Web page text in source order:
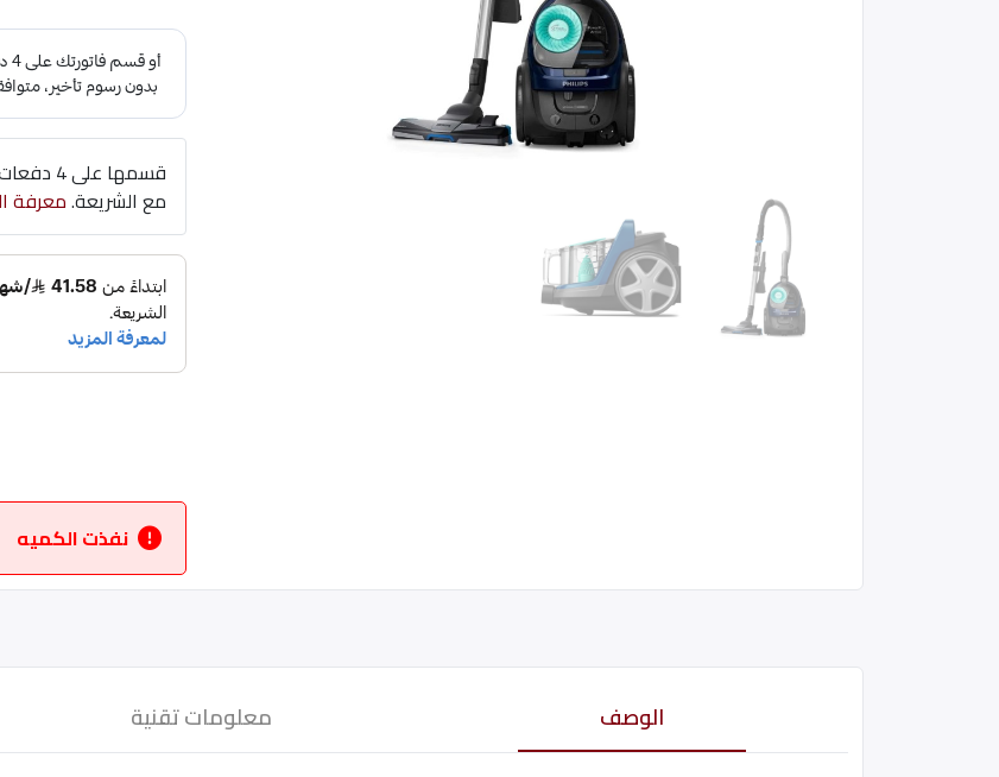
قسمها على 4 دفعات
مع الشريعة.معرفة
نفذت الكميه
الوصف معلومات تقنية